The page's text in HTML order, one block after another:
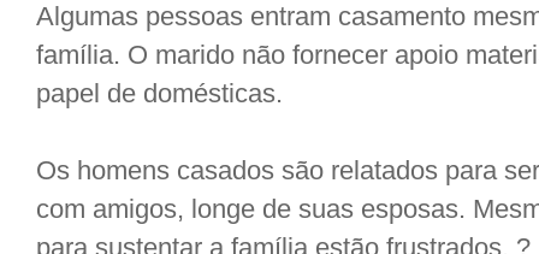
Algumas pessoas entram casamento
família. O marido não fornecer apoio
papel de domésticas.
Os homens casados são relatados para
com amigos, longe de suas esposas.
para sustentar a família estão frustrados.